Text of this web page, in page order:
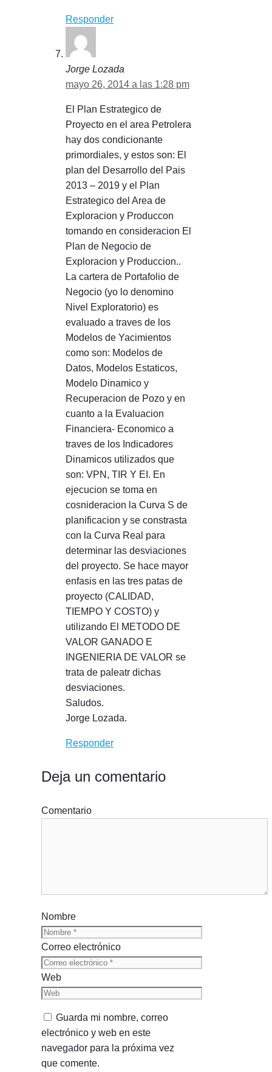
Responder
Jorge Lozada
mayo 26, 2014 a las 1:28 pm
El Plan Estrategico de
Proyecto en el area Petrolera
hay dos condicionante
primordiales, y estos son: El
plan del Desarrollo del Pais
2013 – 2019 y el Plan
Estrategico del Area de
Exploracion y Produccon
tomando en consideracion El
Plan de Negocio de
Exploracion y Produccion..
La cartera de Portafolio de
Negocio (yo lo denomino
Nivel Exploratorio) es
evaluado a traves de los
Modelos de Yacimientos
como son: Modelos de
Datos, Modelos Estaticos,
Modelo Dinamico y
Recuperacion de Pozo y en
cuanto a la Evaluacion
Financiera- Economico a
traves de los Indicadores
Dinamicos utilizados que
son: VPN, TIR Y EI. En
ejecucion se toma en
cosnideracion la Curva S de
planificacion y se constrasta
con la Curva Real para
determinar las desviaciones
del proyecto. Se hace mayor
enfasis en las tres patas de
proyecto (CALIDAD,
TIEMPO Y COSTO) y
utilizando El METODO DE
VALOR GANADO E
INGENIERIA DE VALOR se
trata de paleatr dichas
desviaciones.
Saludos.
Jorge Lozada.
Responder
Deja un comentario
Comentario
Nombre
Correo electrónico
Web
Guarda mi nombre, correo
electrónico y web en este
navegador para la próxima vez
que comente.